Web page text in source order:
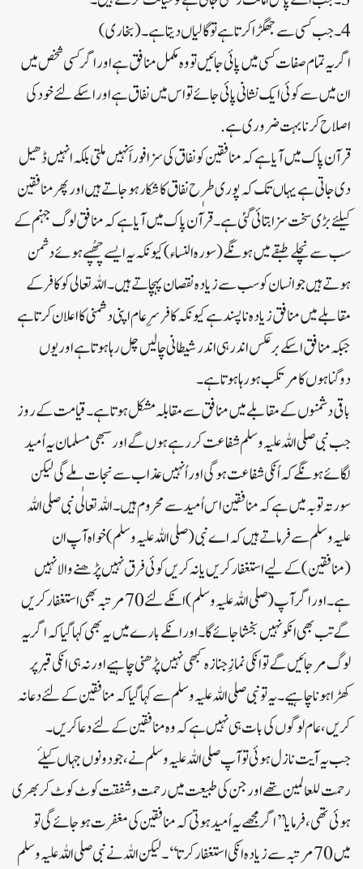
4۔جب کسی سے جھگڑا کرتا ہے تو گالیاں دیتا ہے۔ (بخاری)
اگر یہ تمام صفات کسی میں پائی جائیں تو وہ مکمل منافق ہے اور اگر کسی شخص میں
ان میں سے کوئی ایک نشانی پائی جائے تو اس میں نفاق ہے اور اسکے لئے خود کی
اصلاح کرنا بہت ضروری ہے.
قرآن پاک میں آیا ہے کہ منافقین کو نفاق کی سزا فوراََ نہیں ملتی بلکہ انہیں ڈھیل
دی جاتی ہے یہاں تک کہ پوری طرٖح نفاق کا شکار ہوجاتے ہیں اور پھر منافقین
کیلئے بڑی سخت سزا بتائی گئی ہے۔قرآن پاک میں آیا ہے کہ منافق لوگ جہنم کے
سب سے نچلے طبقے میں ہونگے (سورہ النساء)کیونکہ یہ ایسے چھُپے ہوئے دشمن
ہوتے ہیں جو انسان کو سب سے زیادہ نقصان پہچاتے ہیں۔اللہ تعالی کو کافر کے
مقابلے میں منافق زیادہ ناپسند ہےکیونکہ کافر سرِعام اپنی دشمنی کا اعلان کرتا ہے
جبکہ منافق اسکے برعکس اندر ہی اندر شیطانی چالیں چل رہا ہوتا ہے اور یوں
دوگناہوں کا مرتکب ہورہا ہوتا ہے۔
باقی دشمنوں کے مقابلے میں منافق سے مقابلہ مشکل ہوتا ہے۔ قیامت کے روز
جب نبی صلی اللہ علیہ وسلم شفاعت کر رہے ہوں گے اور سبھی مسلمان یہ اُمید
لگائے ہونگے کہ اُنکی شفاعت ہوگی اور اُنہیں عذاب سے نجات ملے گی لیکن
سورتہ توبہ میں ہے کہ منافقین اس اُمید سے محروم ہیں۔ اللہ تعالٰی نبی صلی اللہ
علیہ وسلم سے فرماتے ہیں کہ اے نبی (صلی اللہ علیہ وسلم) خواہ آپ ان
(منافقین)کے لیے استغفار کریں یا نہ کریں کوئی فرق نہیں پڑھنے والا نہیں
ہے۔اور اگر آپ (صلی اللہ علیہ وسلم) انکے لئے 70 مرتبہ بھی استغفار کریں
گے تب بھی انکو نہیں بخشا جائے گا ۔ا ور انکے بارے میں یہ بھی کہا گیا کہ اگر یہ
لوگ مر جائیں گے تو انکی نمازِ جنازہ کبھی نہیں پڑھنی چاہیے اور نہ ہی انکی قبر پر
کھڑا ہوناچاہیے۔ یہ تو نبی صلی اللہ علیہ وسلم سے کہا گیا کہ منافقین کے لئے دعا نہ
کریں، عام لوگوں کی بات ہی نہیں ہے کہ وہ منافقین کے لئے دعا کریں۔
جب یہ آیت نازل ہوئی تو آپ صلی اللہ علیہ وسلم نے ،جو دونوں جہاں کیلۓ
رحمت للعالمین تھے اور جن کی طبیعت میں رحمت و شفقت کوٹ کوٹ کر بھری
ہوئی تھی، فرمایا ’’ اگر مجھے یہ اُمید ہوتی کہ منافقین کی مغفرت ہوجائے گی تو
میں 70مرتبہ سے زیادہ انکی استغفار کرتا‘‘ ۔لیکن اللہ نے نبی صلی اللہ علیہ وسلم